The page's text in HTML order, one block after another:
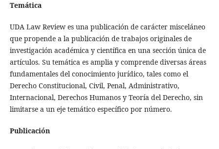
Temática
UDA Law Review es una publicación de carácter misceláneo
que propende a la publicación de trabajos originales de
investigación académica y científica en una sección única de
artículos. Su temática es amplia y comprende diversas áreas
fundamentales del conocimiento jurídico, tales como el
Derecho Constitucional, Civil, Penal, Administrativo,
Internacional, Derechos Humanos y Teoría del Derecho, sin
limitarse a un eje temático específico por número.
Publicación